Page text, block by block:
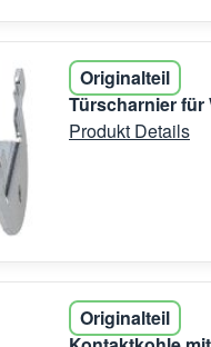
Originalteil
Türscharnier für
Produkt Details
Originalteil